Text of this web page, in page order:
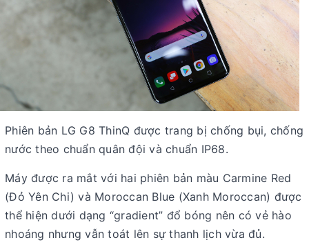
Phiên bản LG G8 ThinQ được trang bị chống bụi, chống
nước theo chuẩn quân đội và chuẩn IP68.
Máy được ra mắt với hai phiên bản màu Carmine Red
(Đỏ Yên Chi) và Moroccan Blue (Xanh Moroccan) được
thể hiện dưới dạng “gradient” đổ bóng nên có vẻ hào
nhoáng nhưng vẫn toát lên sự thanh lịch vừa đủ.